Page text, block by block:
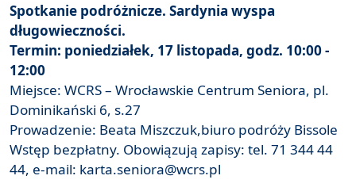
Spotkanie podróżnicze. Sardynia wyspa
długowieczności.
Termin: poniedziałek, 17 listopada, godz. 10:00 -
12:00
Miejsce: WCRS – Wrocławskie Centrum Seniora, pl.
Dominikański 6, s.27
Prowadzenie: Beata Miszczuk,biuro podróży Bissole
Wstęp bezpłatny. Obowiązują zapisy: tel. 71 344 44
44, e-mail: karta.seniora@wcrs.pl